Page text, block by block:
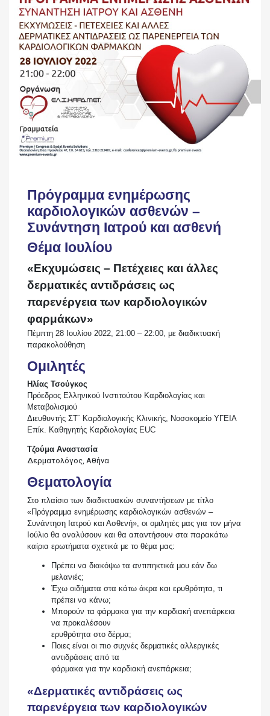
Πρόγραμμα ενημέρωσης
καρδιολογικών ασθενών –
Συνάντηση Ιατρού και ασθενή
Θέμα Ιουλίου
«Εκχυμώσεις – Πετέχειες και άλλες
δερματικές αντιδράσεις ως
παρενέργεια των καρδιολογικών
φαρμάκων»
Πέμπτη 28 Ιουλίου 2022, 21:00 – 22:00, με διαδικτυακή
παρακολούθηση
Ομιλητές
Ηλίας Τσούγκος
Πρόεδρος Ελληνικού Ινστιτούτου Καρδιολογίας και
Μεταβολισμού
Διευθυντής ΣΤ΄ Καρδιολογικής Κλινικής, Νοσοκομείο ΥΓΕΙΑ
Επίκ. Καθηγητής Καρδιολογίας EUC
Τζούμα Αναστασία
Δερματολόγος, Αθήνα
Θεματολογία
Στο πλαίσιο των διαδικτυακών συναντήσεων με τίτλο
«Πρόγραμμα ενημέρωσης καρδιολογικών ασθενών –
Συνάντηση Ιατρού και Ασθενή», οι ομιλητές μας για τον μήνα
Ιούλιο θα αναλύσουν και θα απαντήσουν στα παρακάτω
καίρια ερωτήματα σχετικά με το θέμα μας:
Πρέπει να διακόψω τα αντιπηκτικά μου εάν δω
μελανιές;
Έχω οιδήματα στα κάτω άκρα και ερυθρότητα, τι
πρέπει να κάνω;
Μπορούν τα φάρμακα για την καρδιακή ανεπάρκεια
να προκαλέσουν
ερυθρότητα στο δέρμα;
Ποιες είναι οι πιο συχνές δερματικές αλλεργικές
αντιδράσεις από τα
φάρμακα για την καρδιακή ανεπάρκεια;
«Δερματικές αντιδράσεις ως
παρενέργεια των καρδιολογικών